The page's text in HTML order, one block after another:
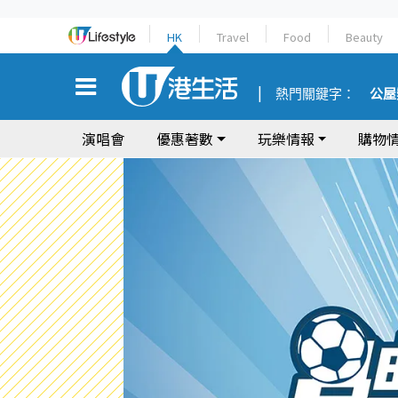
HK Travel Food Beauty
熱門關鍵字： 公
演唱會 優惠著數 玩樂情報 購物